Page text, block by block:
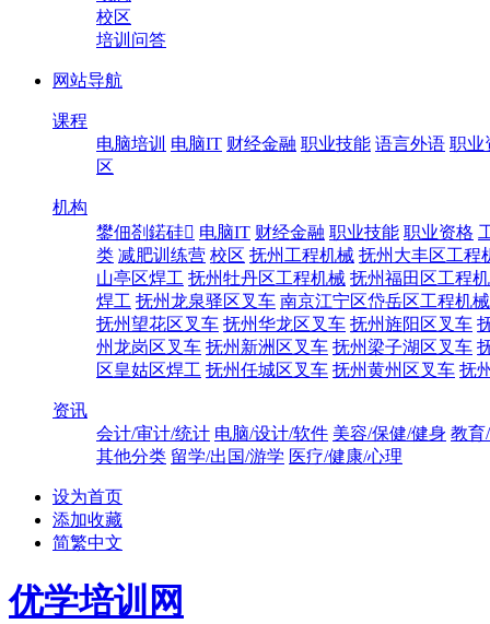
校区
培训问答
网站导航
课程
电脑培训 电脑IT 财经金融 职业技能 语言外语 职业
区
机构
鐢佃剳鍩硅 电脑IT 财经金融 职业技能 职业资格
类 减肥训练营 校区 抚州工程机械 抚州大丰区工程
山亭区焊工 抚州牡丹区工程机械 抚州福田区工程
焊工 抚州龙泉驿区叉车 南京江宁区岱岳区工程机械
抚州望花区叉车 抚州华龙区叉车 抚州旌阳区叉车
州龙岗区叉车 抚州新洲区叉车 抚州梁子湖区叉车
区皇姑区焊工 抚州任城区叉车 抚州黄州区叉车 抚
资讯
会计/审计/统计 电脑/设计/软件 美容/保健/健身 教育
其他分类 留学/出国/游学 医疗/健康/心理
设为首页
添加收藏
简繁中文
优学培训网